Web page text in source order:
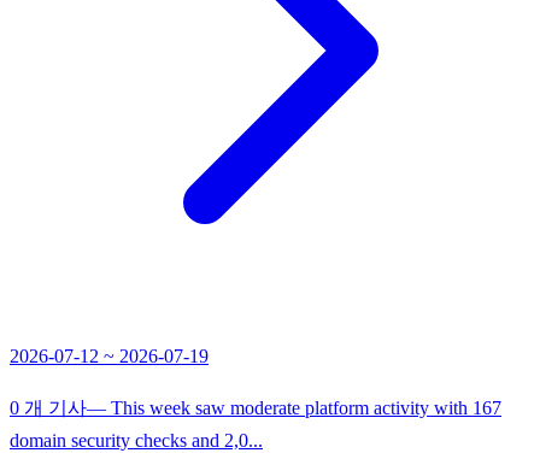
2026-07-12 ~ 2026-07-19
0 개 기사— This week saw moderate platform activity with 167
domain security checks and 2,0...